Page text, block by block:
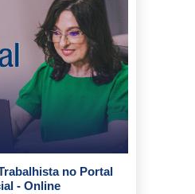
no Portal
- Online